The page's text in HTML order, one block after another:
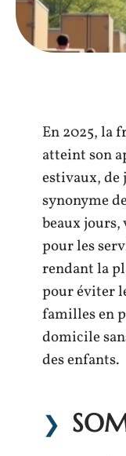
En 2025, la
atteint son
estivaux, de
synonyme
beaux jours,
pour les
rendant la
pour éviter
familles en
domicile
des enfants.